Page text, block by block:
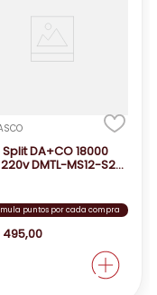
DA+CO 18000
DMTL-MS12-S2
puntos por cada compra
495,00